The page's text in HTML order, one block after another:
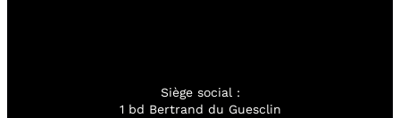
Siège social :
1 bd Bertrand du Guesclin